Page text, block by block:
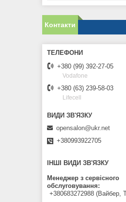
Контакти
+380 (99) 392-27-05
Vodafone
+380 (63) 239-58-03
Lifecell
opensalon@ukr.net
+380993922705
ІНШІ ВИДИ ЗВ'ЯЗКУ
Менеджер з сервісного
обслуговування
+380683272988 (Вайбер,